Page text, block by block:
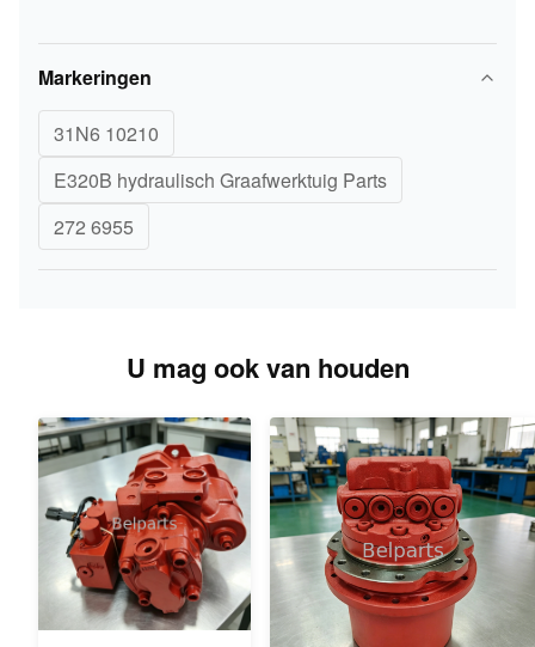
Markeringen
31N6 10210
E320B hydraulisch Graafwerktuig Parts
272 6955
U mag ook van houden